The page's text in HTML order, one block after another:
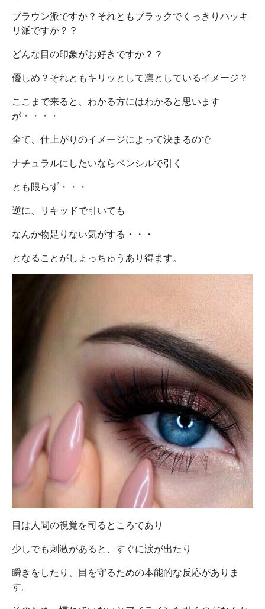
ブラウン派ですか？それともブラックでくっきりハッキ
リ派ですか？？
どんな目の印象がお好きですか？？
優しめ？それともキリッとして凛としているイメージ？
ここまで来ると、わかる方にはわかると思います
が・・・・
全て、仕上がりのイメージによって決まるので
ナチュラルにしたいならペンシルで引く
とも限らず・・・
逆に、リキッドで引いても
なんか物足りない気がする・・・
となることがしょっちゅうあり得ます。
目は人間の視覚を司るところであり
少しでも刺激があると、すぐに涙が出たり
瞬きをしたり、目を守るための本能的な反応がありま
す。